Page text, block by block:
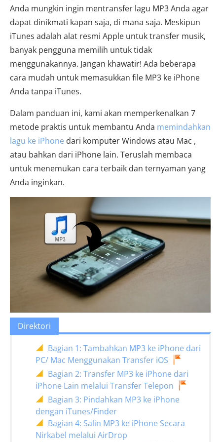
Anda mungkin ingin mentransfer lagu MP3 Anda agar
dapat dinikmati kapan saja, di mana saja. Meskipun
iTunes adalah alat resmi Apple untuk transfer musik,
banyak pengguna memilih untuk tidak
menggunakannya. Jangan khawatir! Ada beberapa
cara mudah untuk memasukkan file MP3 ke iPhone
Anda tanpa iTunes.
Dalam panduan ini, kami akan memperkenalkan 7
metode praktis untuk membantu Anda memindahkan
lagu ke iPhone dari komputer Windows atau Mac ,
atau bahkan dari iPhone lain. Teruslah membaca
untuk menemukan cara terbaik dan ternyaman yang
Anda inginkan.
Direktori
Bagian 1: Tambahkan MP3 ke iPhone dari
PC/ Mac Menggunakan Transfer iOS
Bagian 2: Transfer MP3 ke iPhone dari
iPhone Lain melalui Transfer Telepon
Bagian 3: Pindahkan MP3 ke iPhone
dengan iTunes/Finder
Bagian 4: Salin MP3 ke iPhone Secara
Nirkabel melalui AirDrop